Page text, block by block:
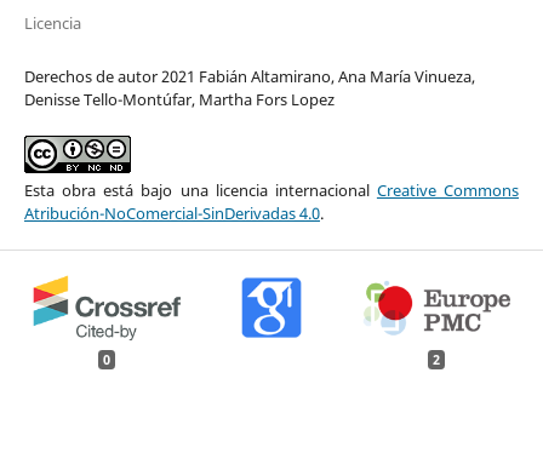
Licencia
Derechos de autor 2021 Fabián Altamirano, Ana María Vinueza,
Denisse Tello-Montúfar, Martha Fors Lopez
Esta obra está bajo una licencia internacional Creative Commons
Atribución-NoComercial-SinDerivadas 4.0.
0 2